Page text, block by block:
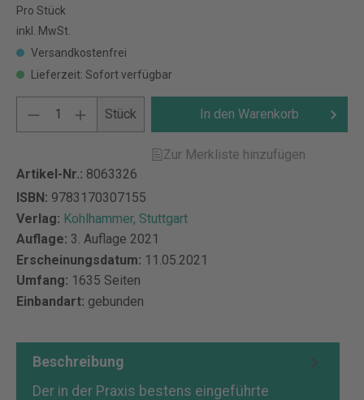
Pro Stück
inkl. MwSt.
Versandkostenfrei
Lieferzeit: Sofort verfügbar
Stück In den Warenkorb
Zur Merkliste hinzufügen
Artikel-Nr.: 8063326
ISBN: 9783170307155
Verlag: Kohlhammer, Stuttgart
Auflage: 3. Auflage 2021
Erscheinungsdatum: 11.05.2021
Umfang: 1635 Seiten
Einbandart: gebunden
Beschreibung
Der in der Praxis bestens eingeführte